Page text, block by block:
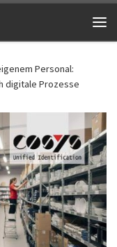
Personal:
digitale Prozesse